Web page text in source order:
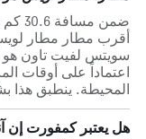
ضمن
أقرب مطار مطار
اعتماداً على أوقات
المحيطة. ينطبق هذا
هل يعتبر كمفورت إن